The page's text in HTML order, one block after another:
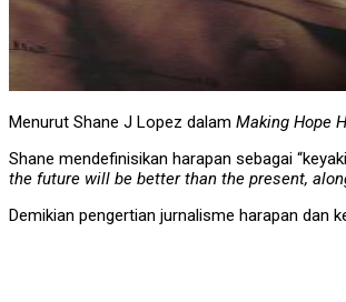
Menurut Shane J Lopez dalam Making Hope
Shane mendefinisikan harapan sebagai
the future will be better than the present,
Demikian pengertian jurnalisme harapan dan